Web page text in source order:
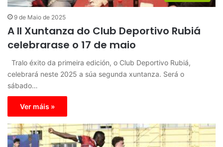
9 de Maio de 2025
A II Xuntanza do Club Deportivo Rubiá
celebrarase o 17 de maio
Tralo éxito da primeira edición, o Club Deportivo Rubiá,
celebrará neste 2025 a súa segunda xuntanza. Será o
sábado…
Ver máis »